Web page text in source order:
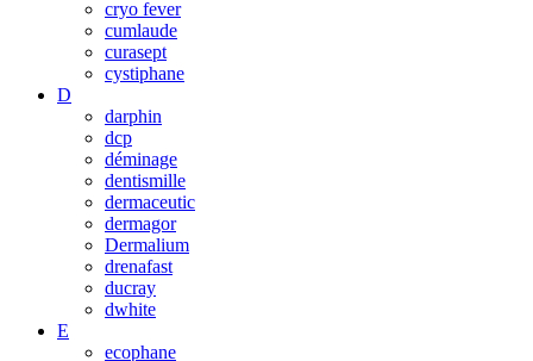
cryo fever
cumlaude
curasept
cystiphane
D
darphin
dcp
déminage
dentismille
dermaceutic
dermagor
Dermalium
drenafast
ducray
dwhite
E
ecophane